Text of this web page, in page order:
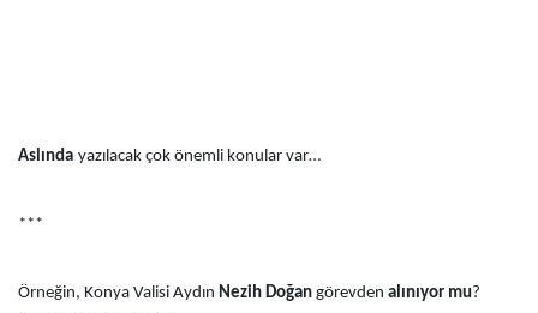
Aslında yazılacak çok önemli konular var…
***
Örneğin, Konya Valisi Aydın Nezih Doğan görevden alınıyor mu?